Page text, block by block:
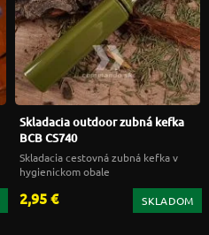
Skladacia outdoor zubná kefka
BCB CS740
Skladacia cestovná zubná kefka v
hygienickom obale
2,95 € SKLADOM